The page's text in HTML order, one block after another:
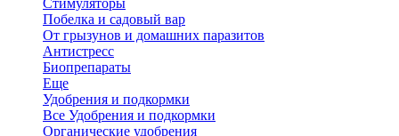
Стимуляторы
Побелка и садовый вар
От грызунов и домашних паразитов
Антистресс
Биопрепараты
Еще
Удобрения и подкормки
Все Удобрения и подкормки
Органические удобрения